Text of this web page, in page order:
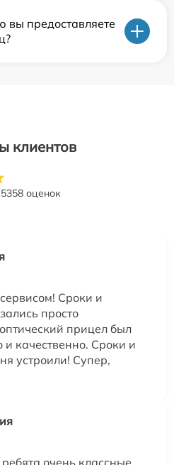
предоставляете
клиентов
5358 оценок
Сроки и
просто
прицел был
и качественно. Сроки и
устроили! Супер,
очень классные.